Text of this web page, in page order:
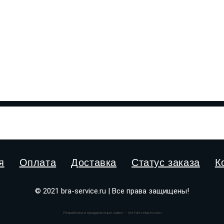
Оплата Доставка Статус заказа
© 2021 bra-service.ru | Все права защищены!
Разработка и продвижение сайта — Inet-developer.com